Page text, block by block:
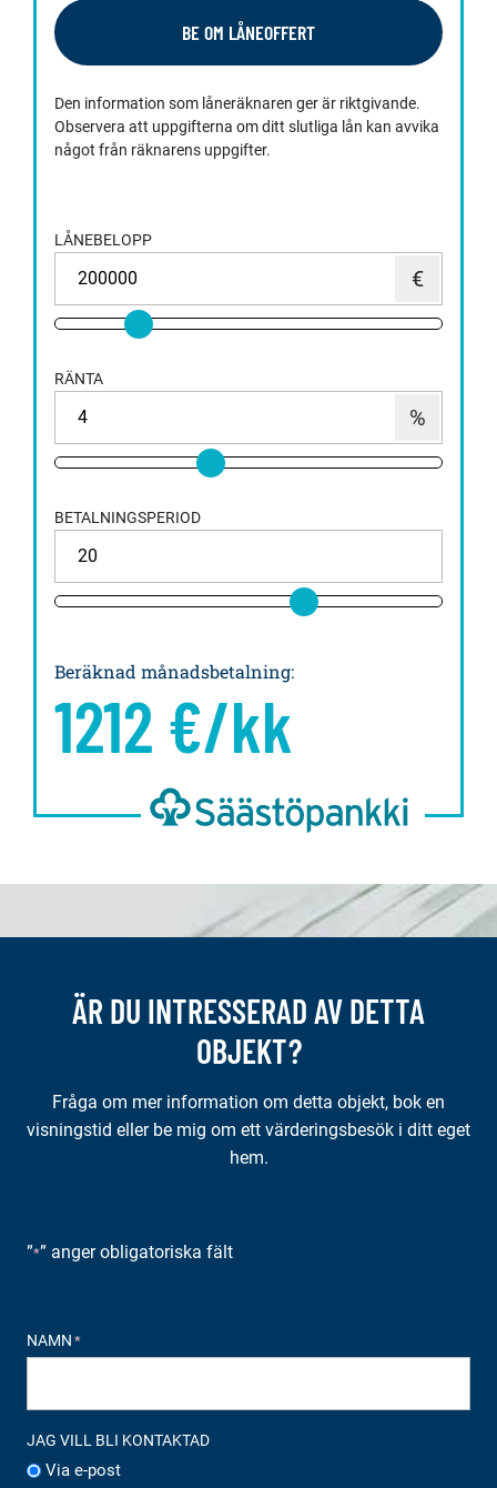
BE OM LÅNEOFFERT
Den information som låneräknaren ger är riktgivande.
Observera att uppgifterna om ditt slutliga lån kan avvika
något från räknarens uppgifter.
LÅNEBELOPP
RÄNTA
BETALNINGSPERIOD
Beräknad månadsbetalning:
1212 €/kk
ÄR DU INTRESSERAD AV DETTA
OBJEKT?
Fråga om mer information om detta objekt, bok en
visningstid eller be mig om ett värderingsbesök i ditt eget
hem.
”*” anger obligatoriska fält
NAMN *
JAG VILL BLI KONTAKTAD
Via e-post